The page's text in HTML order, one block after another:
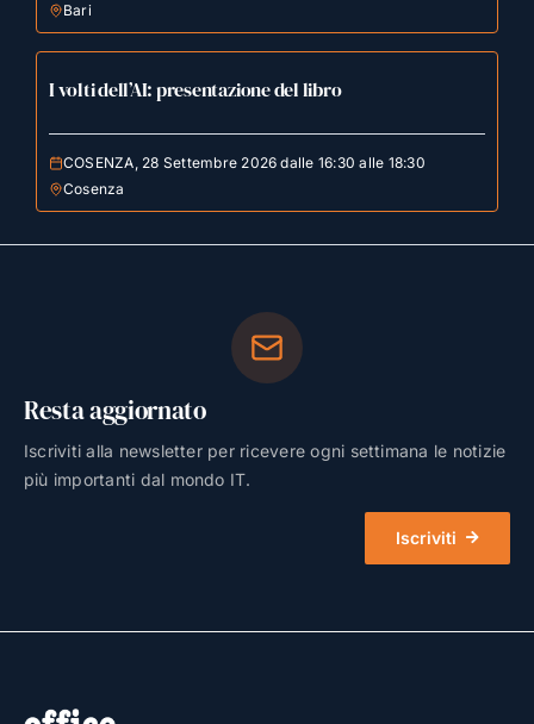
Bari
I volti dell’AI: presentazione del libro
COSENZA, 28 Settembre 2026 dalle 16:30 alle 18:30
Cosenza
Resta aggiornato
Iscriviti alla newsletter per ricevere ogni settimana le notizie
più importanti dal mondo IT.
Iscriviti